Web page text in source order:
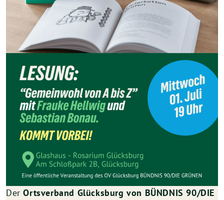
DerOrtsverband Glücksburg von BÜNDNIS 90/DIE